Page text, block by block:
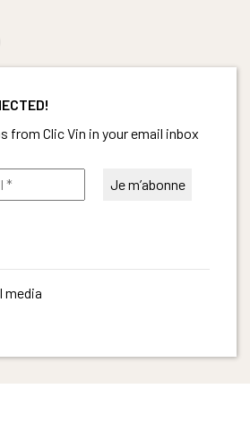
from Clic Vin in your email inbox
media